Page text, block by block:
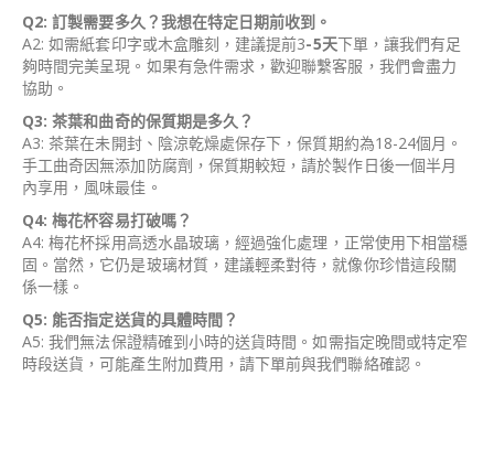
Q2: 訂製需要多久？我想在特定日期前收到。
A2: 如需紙套印字或木盒雕刻，建議提前3-5天下單，讓我們有足
夠時間完美呈現。如果有急件需求，歡迎聯繫客服，我們會盡力
協助。
Q3: 茶葉和曲奇的保質期是多久？
A3: 茶葉在未開封、陰涼乾燥處保存下，保質期約為18-24個月。
手工曲奇因無添加防腐劑，保質期較短，請於製作日後一個半月
內享用，風味最佳。
Q4: 梅花杯容易打破嗎？
A4: 梅花杯採用高透水晶玻璃，經過強化處理，正常使用下相當穩
固。當然，它仍是玻璃材質，建議輕柔對待，就像你珍惜這段關
係一樣。
Q5: 能否指定送貨的具體時間？
A5: 我們無法保證精確到小時的送貨時間。如需指定晚間或特定窄
時段送貨，可能產生附加費用，請下單前與我們聯絡確認。